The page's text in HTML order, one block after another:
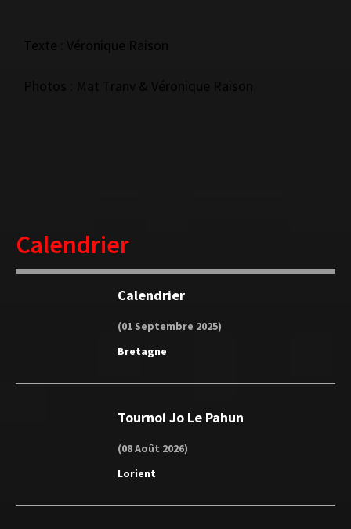
Texte : Véronique Raison
Calendrier
Calendrier
(01 Septembre 2025)
Bretagne
Tournoi Jo Le Pahun
(08 Août 2026)
Lorient